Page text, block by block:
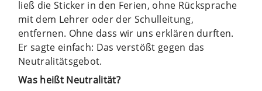
ließ die Sticker in den Ferien, ohne Rücksprache
mit dem Lehrer oder der Schulleitung,
entfernen. Ohne dass wir uns erklären durften.
Er sagte einfach: Das verstößt gegen das
Neutralitätsgebot.
Was heißt Neutralität?